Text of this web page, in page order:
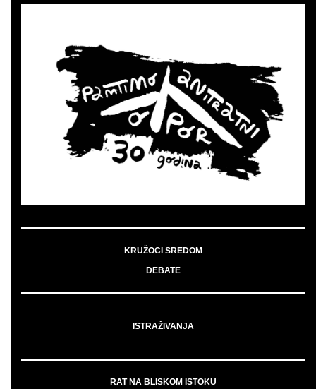
KRUŽOCI SREDOM
DEBATE
ISTRAŽIVANJA
RAT NA BLISKOM ISTOKU